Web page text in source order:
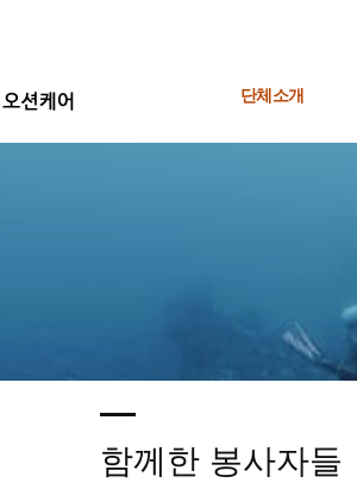
단체소개
함께한 봉사자들